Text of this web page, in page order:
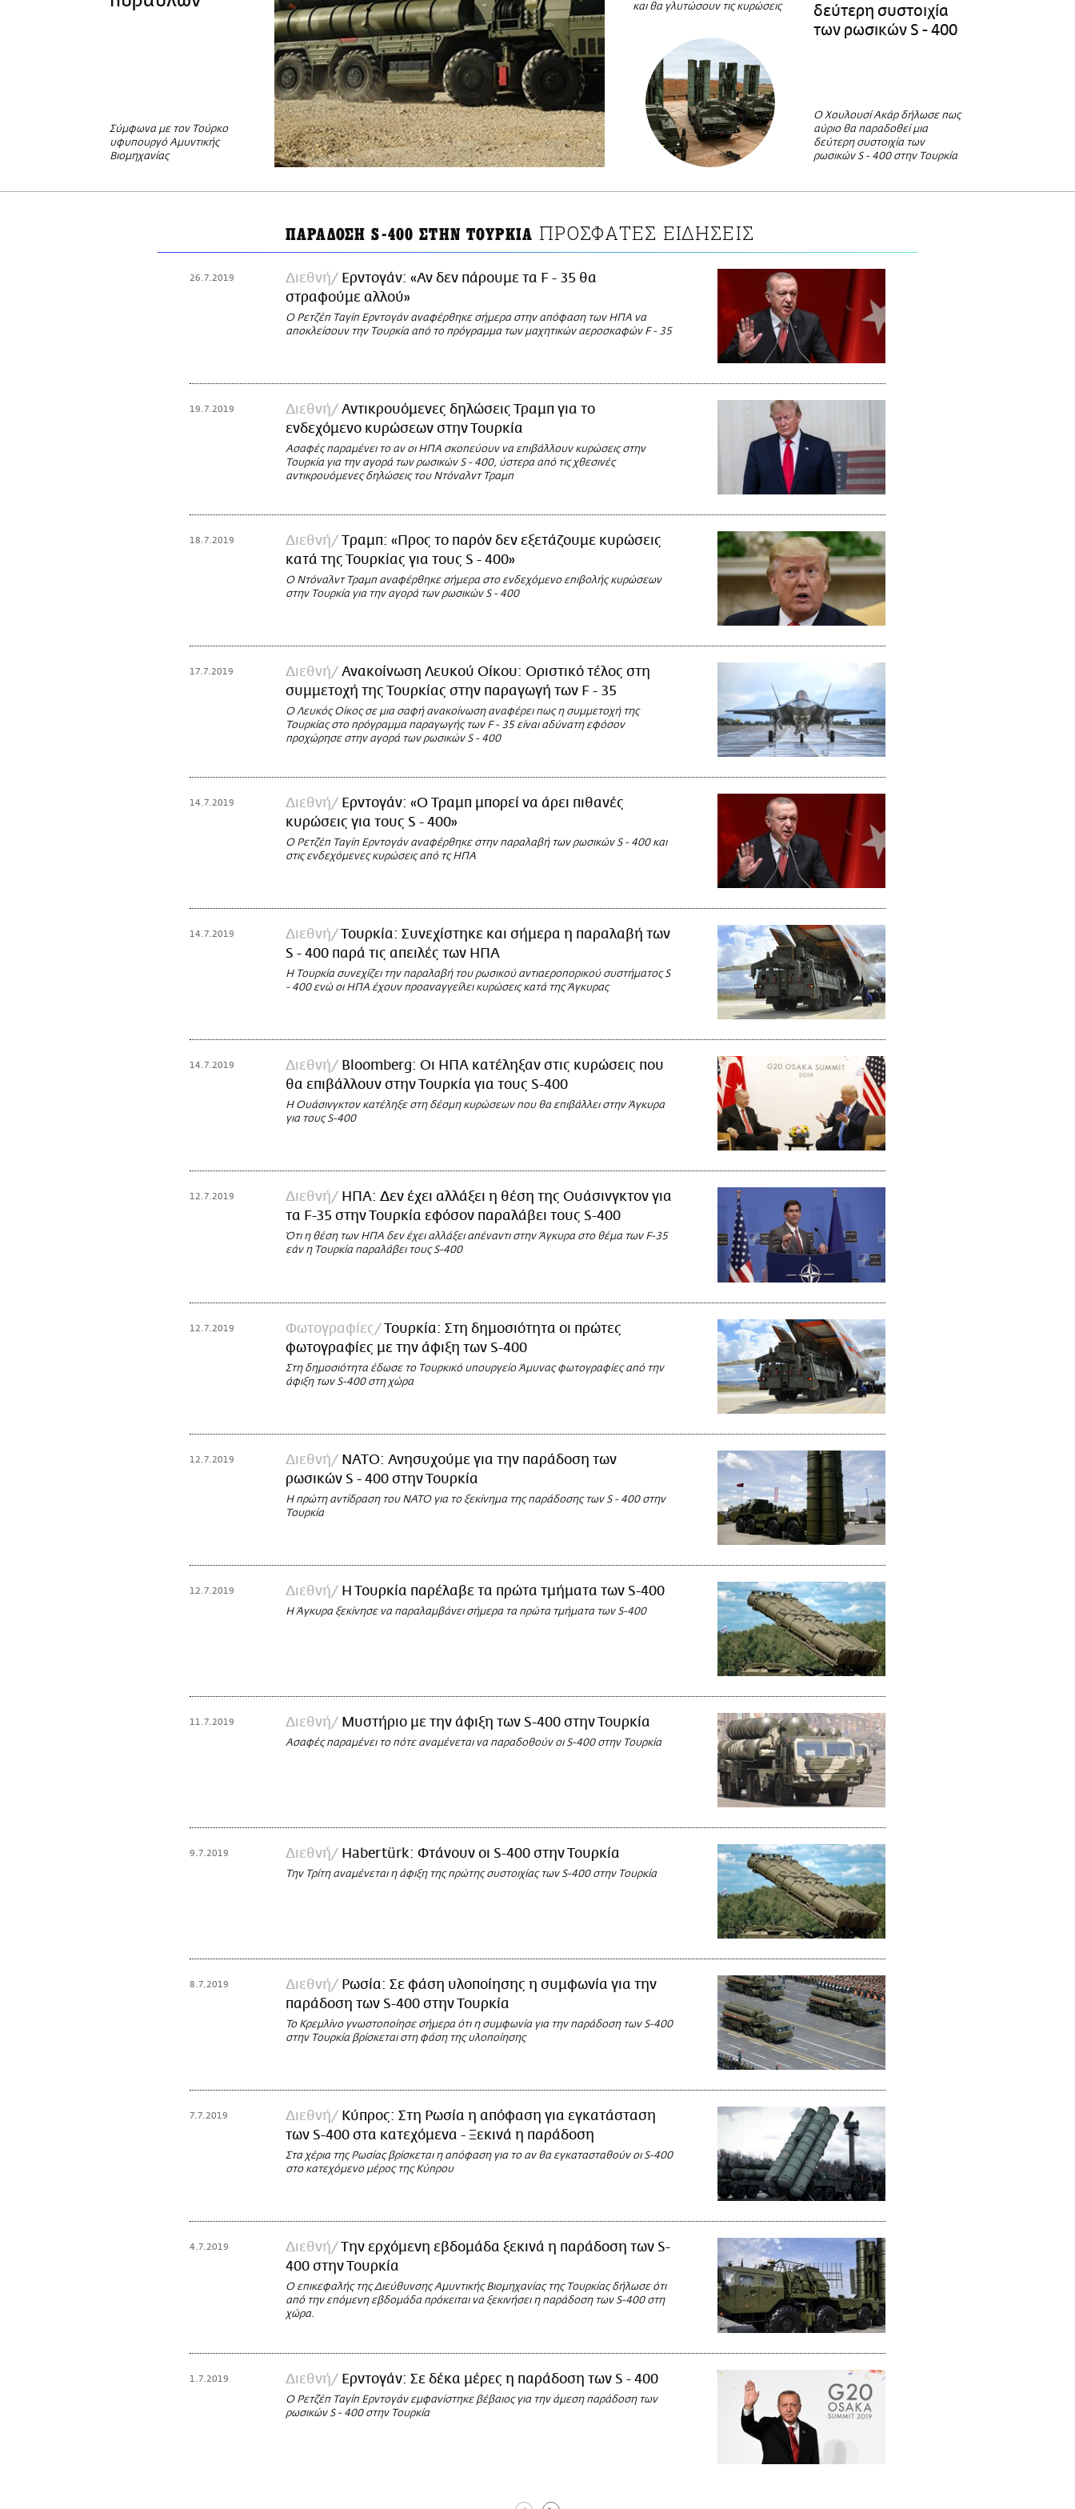
Σύμφωνα με τον Τούρκο
υφυπουργό Αμυντικής
Βιομηχανίας
και θα γλυτώσουν τις κυρώσεις
δεύτερη συστοιχία
των ρωσικών S - 400
O Χουλουσί Ακάρ δήλωσε πως
αύριο θα παραδοθεί μια
δεύτερη συστοιχία των
ρωσικών S - 400 στην Τουρκία
ΠΑΡΑΔΟΣΗ S-400 ΣΤΗΝ ΤΟΥΡΚΙΑ ΠΡΟΣΦΑΤΕΣ ΕΙΔΗΣΕΙΣ
26.7.2019 Διεθνή
Ερντογάν: «Αν δεν πάρουμε τα F - 35 θα
στραφούμε αλλού»
Ο Ρετζέπ Ταγίπ Ερντογάν αναφέρθηκε σήμερα στην απόφαση των ΗΠΑ να
αποκλείσουν την Τουρκία από το πρόγραμμα των μαχητικών αεροσκαφών F - 35
19.7.2019 Διεθνή
Αντικρουόμενες δηλώσεις Τραμπ για το
ενδεχόμενο κυρώσεων στην Τουρκία
Ασαφές παραμένει το αν οι ΗΠΑ σκοπεύουν να επιβάλλουν κυρώσεις στην
Τουρκία για την αγορά των ρωσικών S - 400, ύστερα από τις χθεσινές
αντικρουόμενες δηλώσεις του Ντόναλντ Τραμπ
18.7.2019 Διεθνή
Tραμπ: «Προς το παρόν δεν εξετάζουμε κυρώσεις
κατά της Τουρκίας για τους S - 400»
Ο Ντόναλντ Τραμπ αναφέρθηκε σήμερα στο ενδεχόμενο επιβολής κυρώσεων
στην Τουρκία για την αγορά των ρωσικών S - 400
17.7.2019 Διεθνή
Ανακοίνωση Λευκού Οίκου: Οριστικό τέλος στη
συμμετοχή της Τουρκίας στην παραγωγή των F - 35
Ο Λευκός Οίκος σε μια σαφή ανακοίνωση αναφέρει πως η συμμετοχή της
Τουρκίας στο πρόγραμμα παραγωγής των F - 35 είναι αδύνατη εφόσον
προχώρησε στην αγορά των ρωσικών S - 400
14.7.2019 Διεθνή
Eρντογάν: «O Τραμπ μπορεί να άρει πιθανές
κυρώσεις για τους S - 400»
O Ρετζέπ Ταγίπ Ερντογάν αναφέρθηκε στην παραλαβή των ρωσικών S - 400 και
στις ενδεχόμενες κυρώσεις από τς ΗΠΑ
14.7.2019 Διεθνή
Τουρκία: Συνεχίστηκε και σήμερα η παραλαβή των
S - 400 παρά τις απειλές των ΗΠΑ
H Τουρκία συνεχίζει την παραλαβή του ρωσικού αντιαεροπορικού συστήματος S
- 400 ενώ οι ΗΠΑ έχουν προαναγγείλει κυρώσεις κατά της Άγκυρας
14.7.2019 Διεθνή
Bloomberg: Οι ΗΠΑ κατέληξαν στις κυρώσεις που
θα επιβάλλουν στην Τουρκία για τους S-400
Η Ουάσινγκτον κατέληξε στη δέσμη κυρώσεων που θα επιβάλλει στην Άγκυρα
για τους S-400
12.7.2019 Διεθνή
ΗΠΑ: Δεν έχει αλλάξει η θέση της Ουάσινγκτον για
τα F-35 στην Τουρκία εφόσον παραλάβει τους S-400
Ότι η θέση των ΗΠΑ δεν έχει αλλάξει απέναντι στην Άγκυρα στο θέμα των F-35
εάν η Τουρκία παραλάβει τους S-400
12.7.2019 Φωτογραφίες
Τουρκία: Στη δημοσιότητα οι πρώτες
φωτογραφίες με την άφιξη των S-400
Στη δημοσιότητα έδωσε το Τουρκικό υπουργείο Άμυνας φωτογραφίες από την
άφιξη των S-400 στη χώρα
12.7.2019 Διεθνή
ΝΑΤΟ: Ανησυχούμε για την παράδοση των
ρωσικών S - 400 στην Τουρκία
H πρώτη αντίδραση του ΝΑΤΟ για το ξεκίνημα της παράδοσης των S - 400 στην
Τουρκία
12.7.2019 Διεθνή Η Τουρκία παρέλαβε τα πρώτα τμήματα των S-400
Η Άγκυρα ξεκίνησε να παραλαμβάνει σήμερα τα πρώτα τμήματα των S-400
11.7.2019 Διεθνή Μυστήριο με την άφιξη των S-400 στην Τουρκία
Ασαφές παραμένει το πότε αναμένεται να παραδοθούν οι S-400 στην Τουρκία
9.7.2019 Διεθνή Habertürk: Φτάνουν οι S-400 στην Τουρκία
Την Τρίτη αναμένεται η άφιξη της πρώτης συστοιχίας των S-400 στην Τουρκία
8.7.2019 Διεθνή
Ρωσία: Σε φάση υλοποίησης η συμφωνία για την
παράδοση των S-400 στην Τουρκία
To Κρεμλίνο γνωστοποίησε σήμερα ότι η συμφωνία για την παράδοση των S-400
στην Τουρκία βρίσκεται στη φάση της υλοποίησης
7.7.2019 Διεθνή
Κύπρος: Στη Ρωσία η απόφαση για εγκατάσταση
των S-400 στα κατεχόμενα - Ξεκινά η παράδοση
Στα χέρια της Ρωσίας βρίσκεται η απόφαση για το αν θα εγκατασταθούν οι S-400
στο κατεχόμενο μέρος της Κύπρου
4.7.2019 Διεθνή
Την ερχόμενη εβδομάδα ξεκινά η παράδοση των S-
400 στην Τουρκία
Ο επικεφαλής της Διεύθυνσης Αμυντικής Βιομηχανίας της Τουρκίας δήλωσε ότι
από την επόμενη εβδομάδα πρόκειται να ξεκινήσει η παράδοση των S-400 στη
χώρα.
1.7.2019 Διεθνή Ερντογάν: Σε δέκα μέρες η παράδοση των S - 400
Ο Ρετζέπ Ταγίπ Ερντογάν εμφανίστηκε βέβαιος για την άμεση παράδοση των
ρωσικών S - 400 στην Τουρκία